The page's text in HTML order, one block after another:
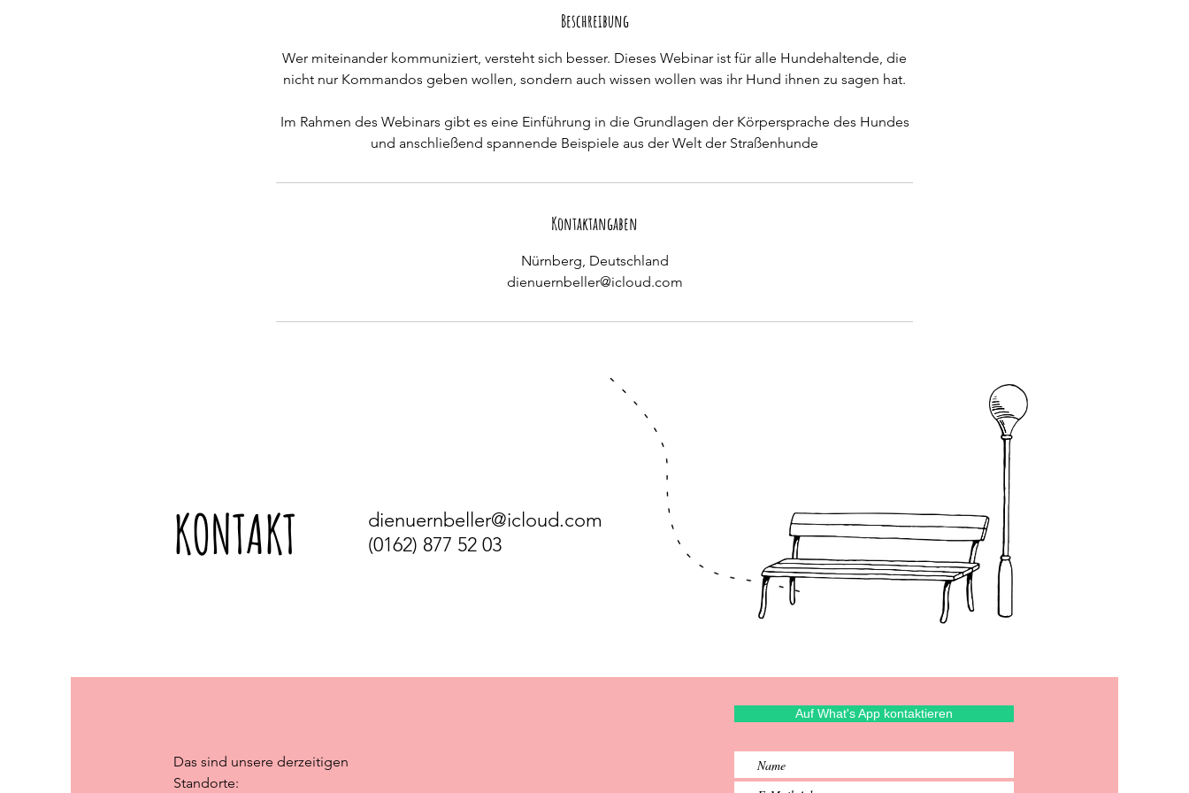
e
t
Beschreibung
Wer miteinander kommuniziert, versteht sich besser. Dieses Webinar ist für alle Hundehaltende, die
nicht nur Kommandos geben wollen, sondern auch wissen wollen was ihr Hund ihnen zu sagen hat.
Im Rahmen des Webinars gibt es eine Einführung in die Grundlagen der Körpersprache des Hundes
und anschließend spannende Beispiele aus der Welt der Straßenhunde
Kontaktangaben
Nürnberg, Deutschland
dienuernbeller@icloud.com
KONTAKT
dienuernbeller@icloud.com
(0162) 877 52 03
Auf What's App kontaktieren
Das sind unsere derzeitigen
Standorte: